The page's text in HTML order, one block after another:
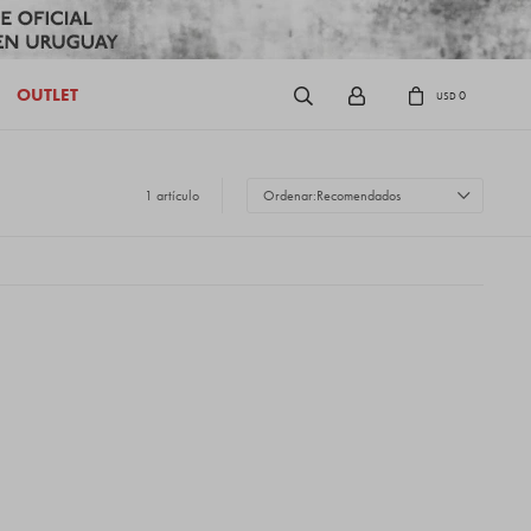
OUTLET USD0
1 artículo Recomendados